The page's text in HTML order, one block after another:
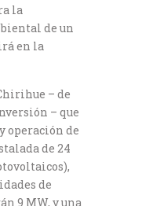
la
de un
en la
– de
– que
operación de
de 24
de
9 MW, y una